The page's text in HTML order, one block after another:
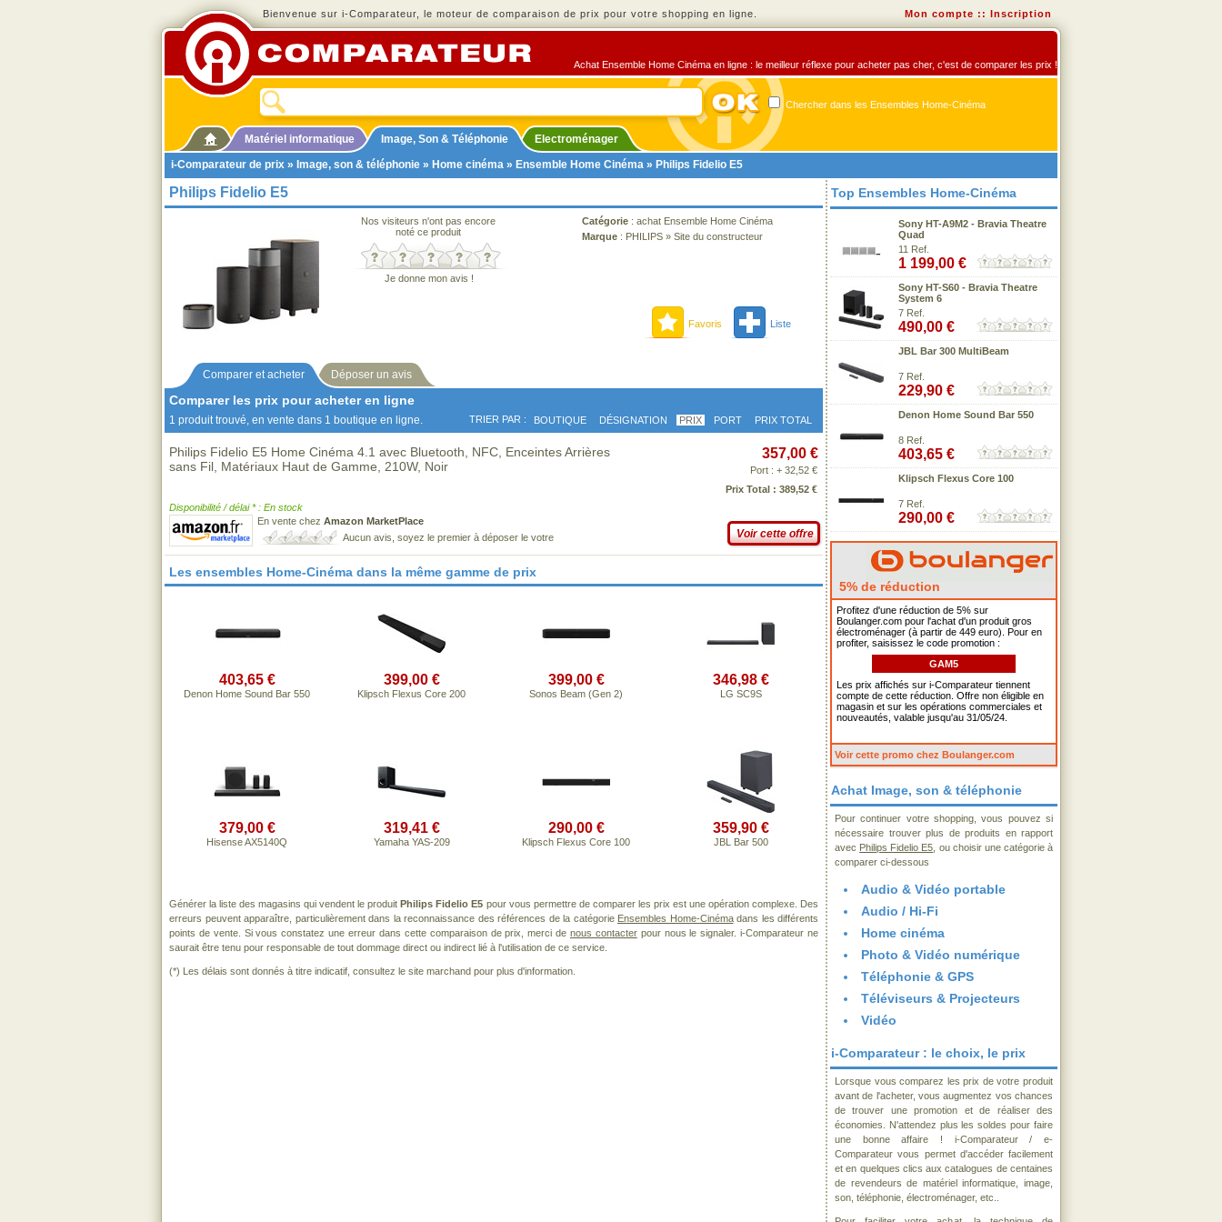
Bienvenue sur i-Comparateur, le moteur de comparaison de prix pour votre shopping en ligne. Mon compte :: Inscription
Achat Ensemble Home Cinéma en ligne : le meilleur réflexe pour acheter pas cher, c'est de comparer les prix !
Chercher dans les Ensembles Home-Cinéma
Matériel informatique Image, Son & Téléphonie
Electroménager
i-Comparateur de prix » Image, son & téléphonie » Home cinéma » Ensemble Home Cinéma » Philips Fidelio E5
Philips Fidelio E5
Nos visiteurs n'ont pas encore
noté ce produit
Je donne mon avis !
Catégorie : achat Ensemble Home Cinéma
Marque : PHILIPS » Site du constructeur
Favoris Liste
Comparer et acheter Déposer un avis
Comparer les prix pour acheter en ligne
1 produit trouvé, en vente dans 1 boutique en ligne. TRIER PAR : BOUTIQUE DÉSIGNATION PRIX PORT PRIX TOTAL
Philips Fidelio E5 Home Cinéma 4.1 avec Bluetooth, NFC, Enceintes Arrières
sans Fil, Matériaux Haut de Gamme, 210W, Noir
Disponibilité / délai * : En stock
En vente chez Amazon MarketPlace
Aucun avis, soyez le premier à déposer le votre
357,00 €
Port : + 32,52 €
Prix Total : 389,52 €
Voir cette offre
Les ensembles Home-Cinéma dans la même gamme de prix
403,65 €
Denon Home Sound Bar 550
399,00 €
Klipsch Flexus Core 200
399,00 €
Sonos Beam (Gen 2)
346,98 €
LG SC9S
379,00 €
Hisense AX5140Q
319,41 €
Yamaha YAS-209
290,00 €
Klipsch Flexus Core 100
359,90 €
JBL Bar 500
Générer la liste des magasins qui vendent le produitPhilips Fidelio E5 pour vous permettre de comparer les prix est une opération complexe. Des
erreurs peuvent apparaître, particulièrement dans la reconnaissance des références de la catégorie Ensembles Home-Cinémadans les différents
points de vente. Si vous constatez une erreur dans cette comparaison de prix, merci de nous contacterpour nous le signaler. i-Comparateur ne
saurait être tenu pour responsable de tout dommage direct ou indirect lié à l'utilisation de ce service.
(*) Les délais sont donnés à titre indicatif, consultez le site marchand pour plus d'information.
Top Ensembles Home-Cinéma
Sony HT-A9M2 - Bravia Theatre
Quad
11 Ref.
1 199,00 €
Sony HT-S60 - Bravia Theatre
System 6
7 Ref.
490,00 €
JBL Bar 300 MultiBeam
7 Ref.
229,90 €
Denon Home Sound Bar 550
8 Ref.
403,65 €
Klipsch Flexus Core 100
7 Ref.
290,00 €
5% de réduction
Profitez d'une réduction de 5% sur
Boulanger.com pour l'achat d'un produit gros
électroménager (à partir de 449 euro). Pour en
profiter, saisissez le code promotion :
GAM5
Les prix affichés sur i-Comparateur tiennent
compte de cette réduction. Offre non éligible en
magasin et sur les opérations commerciales et
nouveautés, valable jusqu'au 31/05/24.
Voir cette promo chez Boulanger.com
Achat Image, son & téléphonie
Pour continuer votre shopping, vous pouvez si
nécessaire trouver plus de produits en rapport
avec Philips Fidelio E5 , ou choisir une catégorie à
comparer ci-dessous
Audio & Vidéo portable
Audio / Hi-Fi
Home cinéma
Photo & Vidéo numérique
Téléphonie & GPS
Téléviseurs & Projecteurs
Vidéo
i-Comparateur : le choix, le prix
Lorsque vous comparez les prix de votre produit
avant de l'acheter, vous augmentez vos chances
de trouver une promotion et de réaliser des
économies. N'attendez plus les soldes pour faire
une bonne affaire ! i-Comparateur / e-
Comparateur vous permet d'accéder facilement
et en quelques clics aux catalogues de centaines
de revendeurs de matériel informatique, image,
son, téléphonie, électroménager, etc..